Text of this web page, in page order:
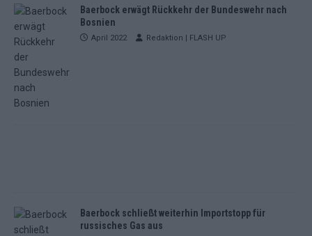
Baerbock erwägt Rückkehr der Bundeswehr nach
Bosnien
April 2022 Redaktion | FLASH UP
Baerbock schließt weiterhin Importstopp für
russisches Gas aus